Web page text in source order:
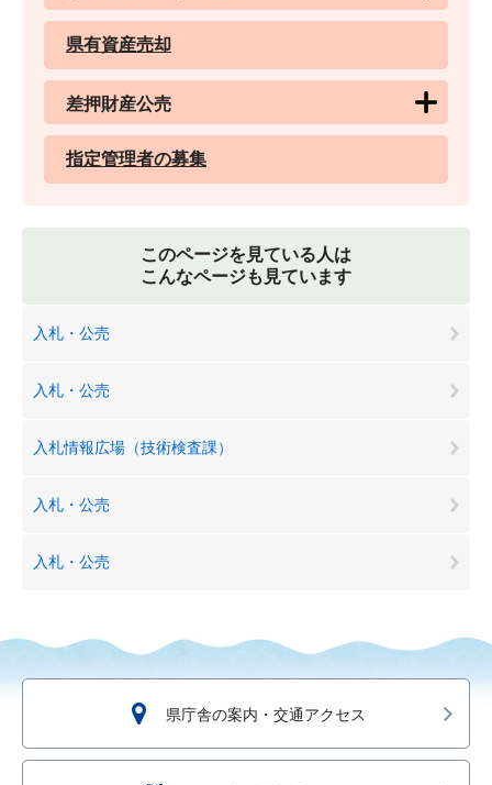
県有資産売却
差押財産公売
指定管理者の募集
このページを見ている人は
こんなページも見ています
入札・公売
入札・公売
入札情報広場（技術検査課）
入札・公売
入札・公売
県庁舎の案内・交通アクセス